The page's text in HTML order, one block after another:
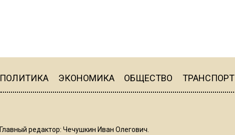
ПОЛИТИКА ЭКОНОМИКА ОБЩЕСТВО ТРАНСПОРТ
Главный редактор: Чечушкин Иван Олегович.